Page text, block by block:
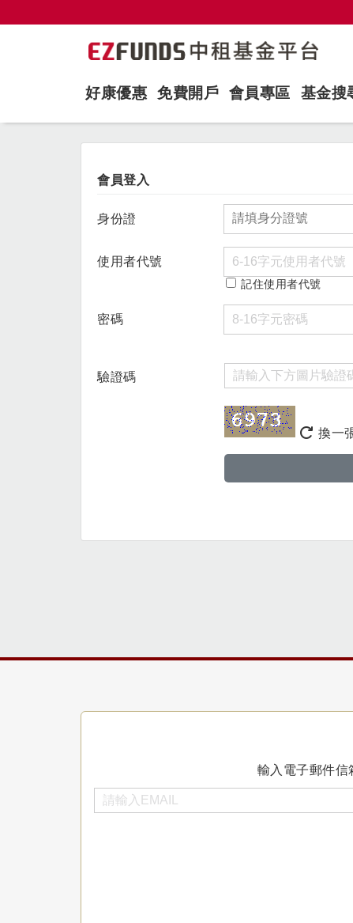
好康優惠 免費開戶 會員專區 基金搜
會員登入
身份證
使用者代號
記住使用者代號
密碼
驗證碼
換一
輸入電子郵件信